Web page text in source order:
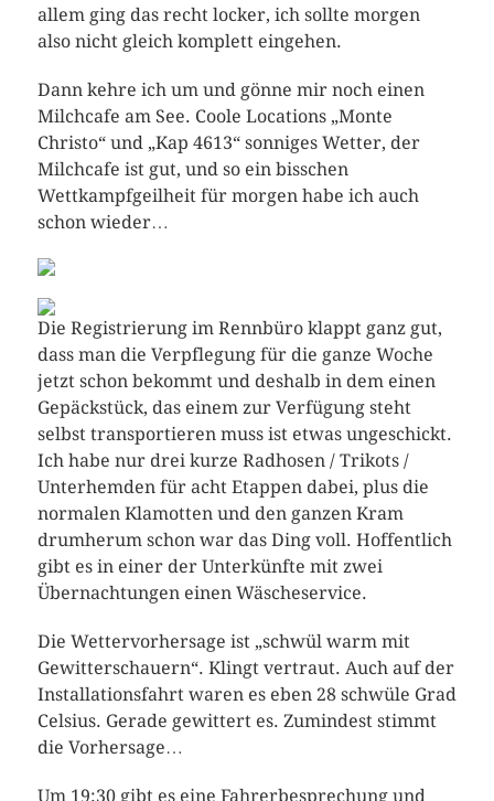
allem ging das recht locker, ich sollte morgen
also nicht gleich komplett eingehen.
Dann kehre ich um und gönne mir noch einen
Milchcafe am See. Coole Locations „Monte
Christo“ und „Kap 4613“ sonniges Wetter, der
Milchcafe ist gut, und so ein bisschen
Wettkampfgeilheit für morgen habe ich auch
schon wieder…
Die Registrierung im Rennbüro klappt ganz gut,
dass man die Verpflegung für die ganze Woche
jetzt schon bekommt und deshalb in dem einen
Gepäckstück, das einem zur Verfügung steht
selbst transportieren muss ist etwas ungeschickt.
Ich habe nur drei kurze Radhosen / Trikots /
Unterhemden für acht Etappen dabei, plus die
normalen Klamotten und den ganzen Kram
drumherum schon war das Ding voll. Hoffentlich
gibt es in einer der Unterkünfte mit zwei
Übernachtungen einen Wäscheservice.
Die Wettervorhersage ist „schwül warm mit
Gewitterschauern“. Klingt vertraut. Auch auf der
Installationsfahrt waren es eben 28 schwüle Grad
Celsius. Gerade gewittert es. Zumindest stimmt
die Vorhersage…
Um 19:30 gibt es eine Fahrerbesprechung und